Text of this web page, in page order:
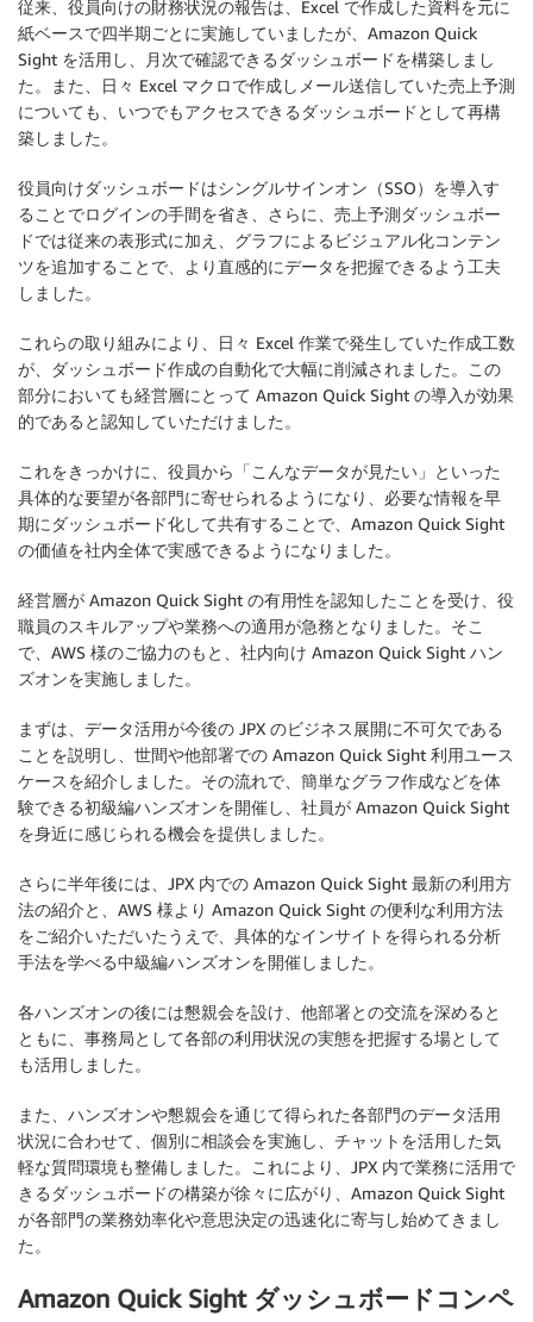
従来、役員向けの財務状況の報告は、Excel で作成した資料を元に
紙ベースで四半期ごとに実施していましたが、Amazon Quick
Sight を活用し、月次で確認できるダッシュボードを構築しまし
た。また、日々 Excel マクロで作成しメール送信していた売上予測
についても、いつでもアクセスできるダッシュボードとして再構
築しました。
役員向けダッシュボードはシングルサインオン（SSO）を導入す
ることでログインの手間を省き、さらに、売上予測ダッシュボー
ドでは従来の表形式に加え、グラフによるビジュアル化コンテン
ツを追加することで、より直感的にデータを把握できるよう工夫
しました。
これらの取り組みにより、日々 Excel 作業で発生していた作成工数
が、ダッシュボード作成の自動化で大幅に削減されました。この
部分においても経営層にとって Amazon Quick Sight の導入が効果
的であると認知していただけました。
これをきっかけに、役員から「こんなデータが見たい」といった
具体的な要望が各部門に寄せられるようになり、必要な情報を早
期にダッシュボード化して共有することで、Amazon Quick Sight
の価値を社内全体で実感できるようになりました。
経営層が Amazon Quick Sight の有用性を認知したことを受け、役
職員のスキルアップや業務への適用が急務となりました。そこ
で、AWS 様のご協力のもと、社内向け Amazon Quick Sight ハン
ズオンを実施しました。
まずは、データ活用が今後の JPX のビジネス展開に不可欠である
ことを説明し、世間や他部署での Amazon Quick Sight 利用ユース
ケースを紹介しました。その流れで、簡単なグラフ作成などを体
験できる初級編ハンズオンを開催し、社員が Amazon Quick Sight
を身近に感じられる機会を提供しました。
さらに半年後には、JPX 内での Amazon Quick Sight 最新の利用方
法の紹介と、AWS 様より Amazon Quick Sight の便利な利用方法
をご紹介いただいたうえで、具体的なインサイトを得られる分析
手法を学べる中級編ハンズオンを開催しました。
各ハンズオンの後には懇親会を設け、他部署との交流を深めると
ともに、事務局として各部の利用状況の実態を把握する場として
も活用しました。
また、ハンズオンや懇親会を通じて得られた各部門のデータ活用
状況に合わせて、個別に相談会を実施し、チャットを活用した気
軽な質問環境も整備しました。これにより、JPX 内で業務に活用で
きるダッシュボードの構築が徐々に広がり、Amazon Quick Sight
が各部門の業務効率化や意思決定の迅速化に寄与し始めてきまし
た。
Amazon Quick Sight ダッシュボードコンペ